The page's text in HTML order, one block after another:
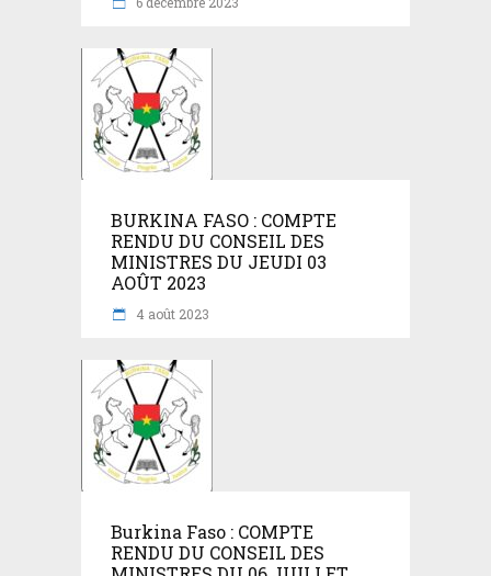
BURKINA FASO : COMPTE
RENDU DU CONSEIL DES
MINISTRES DU JEUDI 03
AOÛT 2023
4 août 2023
Burkina Faso : COMPTE
RENDU DU CONSEIL DES